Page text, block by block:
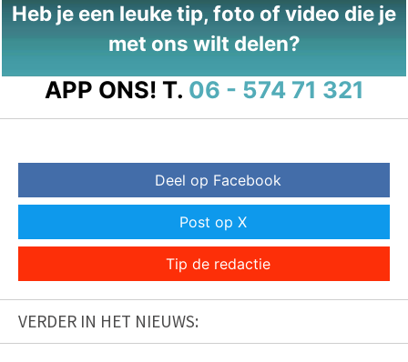
Heb je een leuke tip, foto of video die je
met ons wilt delen?
APP ONS! T. 06 - 574 71 321
Deel op Facebook
Post op X
Tip de redactie
VERDER IN HET NIEUWS: